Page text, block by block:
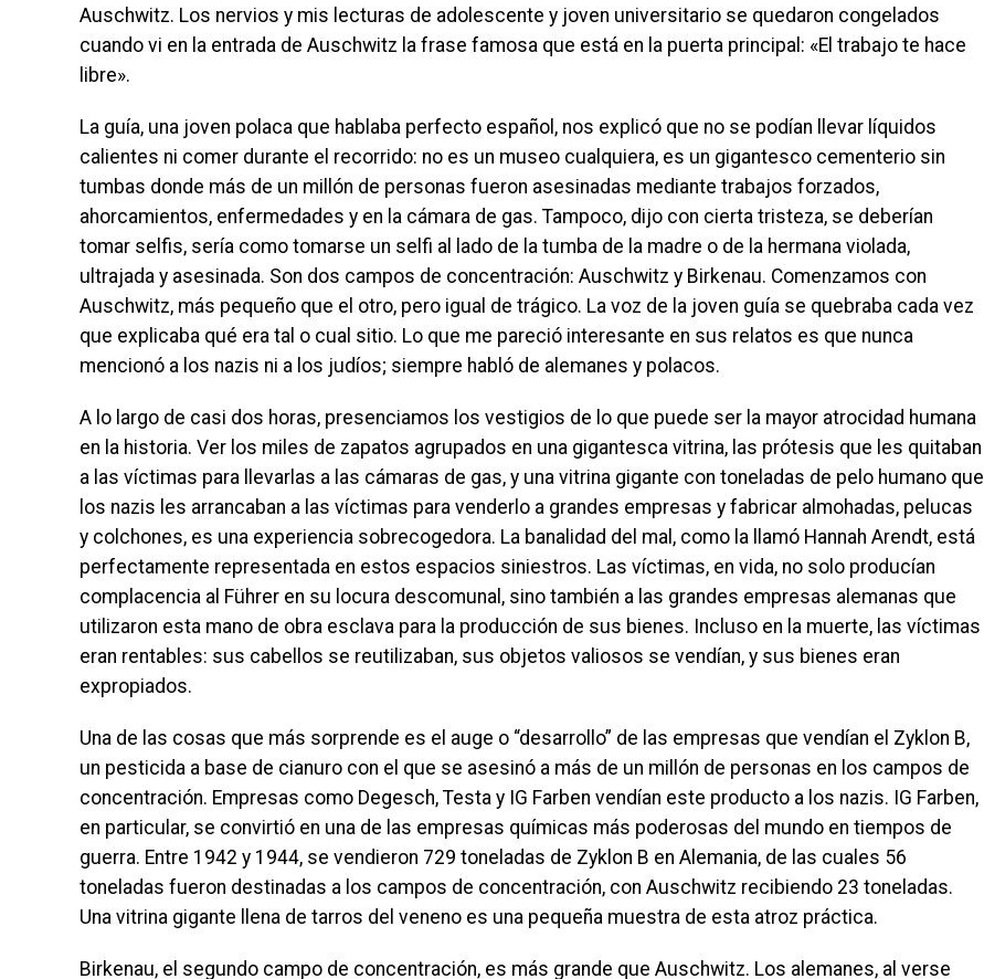
Auschwitz. Los nervios y mis lecturas de adolescente y joven universitario se quedaron congelados
cuando vi en la entrada de Auschwitz la frase famosa que está en la puerta principal: «El trabajo te hace
libre».
La guía, una joven polaca que hablaba perfecto español, nos explicó que no se podían llevar líquidos
calientes ni comer durante el recorrido: no es un museo cualquiera, es un gigantesco cementerio sin
tumbas donde más de un millón de personas fueron asesinadas mediante trabajos forzados,
ahorcamientos, enfermedades y en la cámara de gas. Tampoco, dijo con cierta tristeza, se deberían
tomar selfis, sería como tomarse un selfi al lado de la tumba de la madre o de la hermana violada,
ultrajada y asesinada. Son dos campos de concentración: Auschwitz y Birkenau. Comenzamos con
Auschwitz, más pequeño que el otro, pero igual de trágico. La voz de la joven guía se quebraba cada vez
que explicaba qué era tal o cual sitio. Lo que me pareció interesante en sus relatos es que nunca
mencionó a los nazis ni a los judíos; siempre habló de alemanes y polacos.
A lo largo de casi dos horas, presenciamos los vestigios de lo que puede ser la mayor atrocidad humana
en la historia. Ver los miles de zapatos agrupados en una gigantesca vitrina, las prótesis que les quitaban
a las víctimas para llevarlas a las cámaras de gas, y una vitrina gigante con toneladas de pelo humano que
los nazis les arrancaban a las víctimas para venderlo a grandes empresas y fabricar almohadas, pelucas
y colchones, es una experiencia sobrecogedora. La banalidad del mal, como la llamó Hannah Arendt, está
perfectamente representada en estos espacios siniestros. Las víctimas, en vida, no solo producían
complacencia al Führer en su locura descomunal, sino también a las grandes empresas alemanas que
utilizaron esta mano de obra esclava para la producción de sus bienes. Incluso en la muerte, las víctimas
eran rentables: sus cabellos se reutilizaban, sus objetos valiosos se vendían, y sus bienes eran
expropiados.
Una de las cosas que más sorprende es el auge o “desarrollo” de las empresas que vendían el Zyklon B,
un pesticida a base de cianuro con el que se asesinó a más de un millón de personas en los campos de
concentración. Empresas como Degesch, Testa y IG Farben vendían este producto a los nazis. IG Farben,
en particular, se convirtió en una de las empresas químicas más poderosas del mundo en tiempos de
guerra. Entre 1942 y 1944, se vendieron 729 toneladas de Zyklon B en Alemania, de las cuales 56
toneladas fueron destinadas a los campos de concentración, con Auschwitz recibiendo 23 toneladas.
Una vitrina gigante llena de tarros del veneno es una pequeña muestra de esta atroz práctica.
Birkenau, el segundo campo de concentración, es más grande que Auschwitz. Los alemanes, al verse